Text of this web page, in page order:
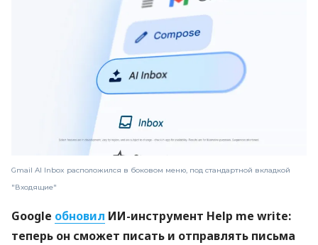
Gmail AI Inbox расположился в боковом меню, под стандартной вкладкой
"Входящие"
Google обновил ИИ-инструмент Help me write:
теперь он сможет писать и отправлять письма